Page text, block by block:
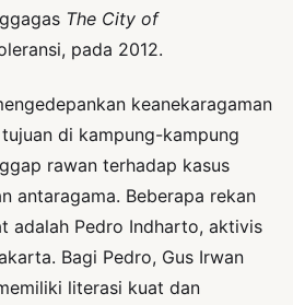
The City of
pada 2012.
keanekaragaman
di kampung-kampung
rawan terhadap kasus
antaragama. Beberapa rekan
adalah Pedro Indharto, aktivis
Bagi Pedro, Gus Irwan
literasi kuat dan